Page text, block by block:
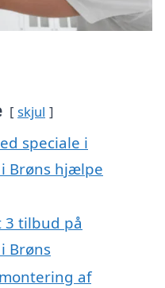
skjul
speciale i
Brøns hjælpe
tilbud på
Brøns
af